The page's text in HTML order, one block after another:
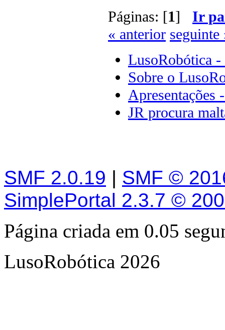
Páginas: [1] Ir
« anterior seguinte
LusoRobótica -
Sobre o
Apresentações
JR procura
SMF 2.0.19 | SMF ©
SimplePortal 2.3.7 ©
Página criada em 0.05
LusoRobótica 2026